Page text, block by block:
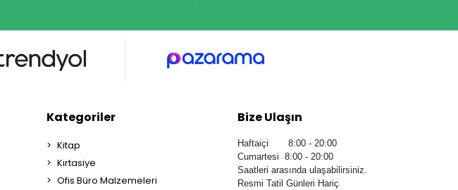
Kategoriler
Kitap
Kırtasiye
Ofis Büro Malzemeleri
Bize Ulaşın
Haftaiçi 8:00 - 20:00
Cumartesi 8:00 - 20:00
Saatleri arasında ulaşabilirsiniz.
Resmi Tatil Günleri Hariç